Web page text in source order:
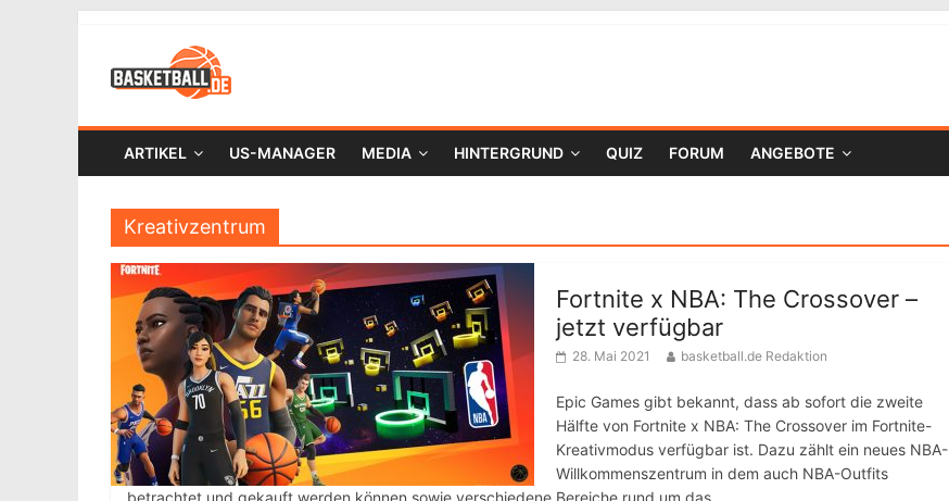
ARTIKEL US-MANAGER MEDIA HINTERGRUND QUIZ FORUM ANGEBOTE
Kreativzentrum
Fortnite x NBA: The Crossover –
jetzt verfügbar
28. Mai 2021 basketball.de Redaktion
Epic Games gibt bekannt, dass ab sofort die zweite
Hälfte von Fortnite x NBA: The Crossover im Fortnite-
Kreativmodus verfügbar ist. Dazu zählt ein neues NBA-
Willkommenszentrum in dem auch NBA-Outfits
betrachtet und gekauft werden können sowie verschiedene Bereiche rund um das